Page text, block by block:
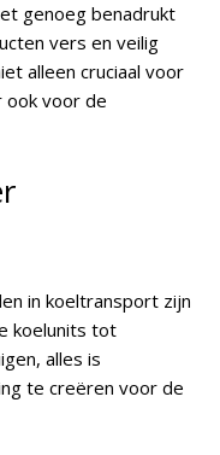
genoeg benadrukt
vers en veilig
alleen cruciaal voor
ook voor de
in koeltransport zijn
koelunits tot
alles is
te creëren voor de